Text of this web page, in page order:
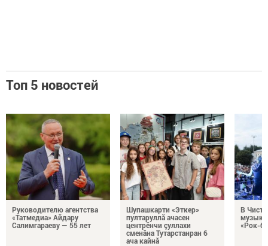
Топ 5 новостей
Руководителю агентства
«Татмедиа» Айдару
Салимгараеву — 55 лет
Шупашкарти «Эткер»
пултаруллă ачасен
центрӗнчи çуллахи
сменăна Тутарстанран 6
ача кайнă
В
«Рок-